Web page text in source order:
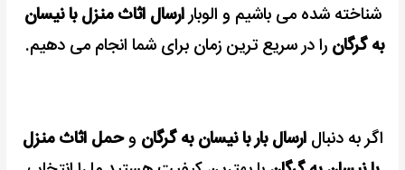
شناخته شده می باشیم و الوبارارسال اثاث منزل با نیسان
به گرگان را در سریع ترین زمان برای شما انجام می دهیم.
اگر به دنبالارسال بار با نیسان به گرگان وحمل اثاث منزل